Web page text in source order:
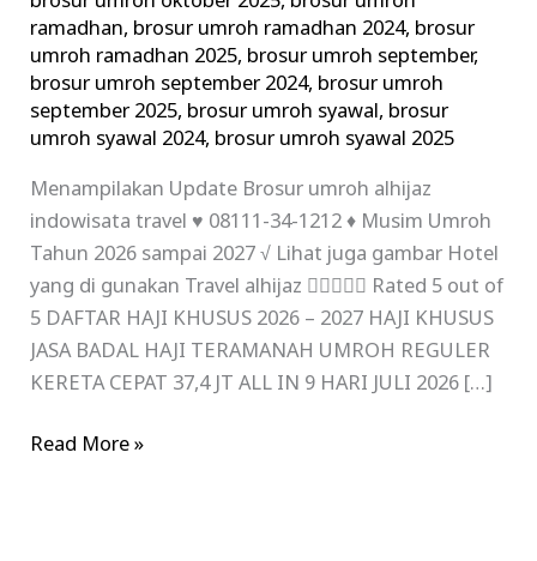
ramadhan, brosur umroh ramadhan 2024, brosur
umroh ramadhan 2025, brosur umroh september,
brosur umroh september 2024, brosur umroh
september 2025, brosur umroh syawal, brosur
umroh syawal 2024, brosur umroh syawal 2025
Menampilakan Update Brosur umroh alhijaz
indowisata travel ♥ 08111-34-1212 ♦ Musim Umroh
Tahun 2026 sampai 2027 √ Lihat juga gambar Hotel
yang di gunakan Travel alhijaz  Rated 5 out of
5 DAFTAR HAJI KHUSUS 2026 – 2027 HAJI KHUSUS
JASA BADAL HAJI TERAMANAH UMROH REGULER
KERETA CEPAT 37,4 JT ALL IN 9 HARI JULI 2026 […]
Read More »